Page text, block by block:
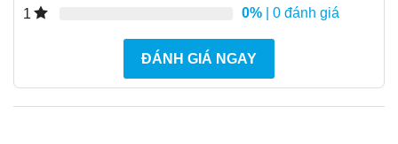
1
0% | 0 đánh giá
ĐÁNH GIÁ NGAY